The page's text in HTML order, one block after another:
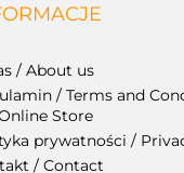
/ About us
/ Terms and
Store
prywatności /
/ Contact